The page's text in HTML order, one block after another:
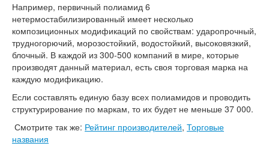
Например, первичный полиамид 6
нетермостабилизированный имеет несколько
композиционных модификаций по свойствам: ударопрочный,
трудногорючий, морозостойкий, водостойкий, высоковязкий,
блочный. В каждой из 300-500 компаний в мире, которые
производят данный материал, есть своя торговая марка на
каждую модификацию.
Если составлять единую базу всех полиамидов и проводить
структурирование по маркам, то их будет не меньше 37 000.
Смотрите так же: Рейтинг производителей, Торговые
названия